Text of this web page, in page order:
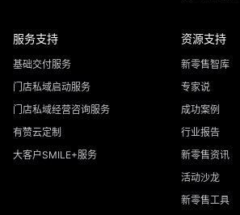
服务支持
基础交付服务
门店私域启动服务
门店私域经营咨询服务
有赞云定制
大客户SMILE+服务
资源支持
新零售智库
专家说
成功案例
行业报告
新零售资讯
活动沙龙
新零售工具